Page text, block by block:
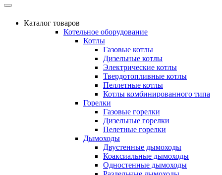
Каталог товаров
Котельное оборудование
Котлы
Газовые котлы
Дизельные котлы
Электрические котлы
Твердотопливные котлы
Пеллетные котлы
Котлы комбинированного типа
Горелки
Газовые горелки
Дизельные горелки
Пелетные горелки
Дымоходы
Двустенные дымоходы
Коаксиальные дымоходы
Одностенные дымоходы